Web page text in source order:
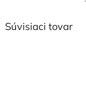
Súvisiaci tovar